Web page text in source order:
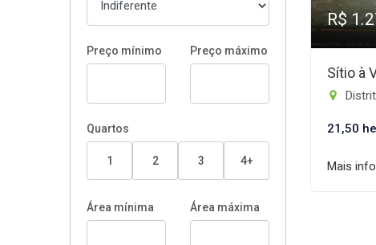
Preço mínimo Preço máximo
Quartos
1 2 3 4+
Área mínima Área máxima
R$
Sítio à
21,50
Mais